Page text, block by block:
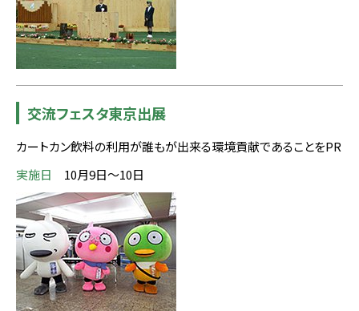
交流フェスタ東京出展
カートカン飲料の利用が誰もが出来る環境貢献であることをPR
実施日
10月9日～10日